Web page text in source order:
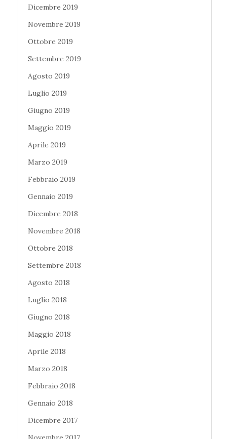
Dicembre 2019
Novembre 2019
Ottobre 2019
Settembre 2019
Agosto 2019
Luglio 2019
Giugno 2019
Maggio 2019
Aprile 2019
Marzo 2019
Febbraio 2019
Gennaio 2019
Dicembre 2018
Novembre 2018
Ottobre 2018
Settembre 2018
Agosto 2018
Luglio 2018
Giugno 2018
Maggio 2018
Aprile 2018
Marzo 2018
Febbraio 2018
Gennaio 2018
Dicembre 2017